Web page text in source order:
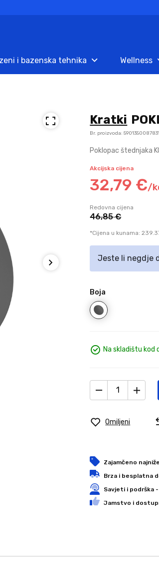
i bazenska tehnika Wellness
Kratki
Br. proizvoda: 5901350087831
Poklopac štednjaka
Akcijska cijena
32,79 €/
Redovna cijena
46,85 €
*Cijena u kunama:
Jeste li negdje
Boja
Na skladištu kod
Omiljeni
Zajamčeno
Brza i besplatna
Savjeti i podrška
Jamstvo i